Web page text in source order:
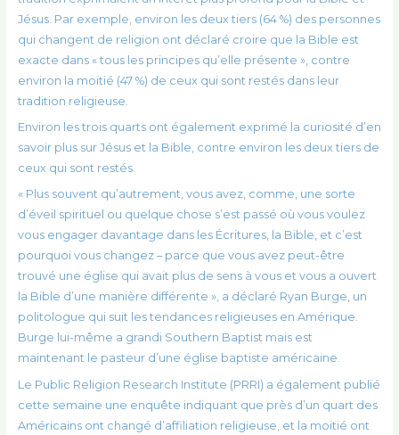
Jésus. Par exemple, environ les deux tiers (64 %) des personnes
qui changent de religion ont déclaré croire que la Bible est
exacte dans « tous les principes qu’elle présente », contre
environ la moitié (47 %) de ceux qui sont restés dans leur
tradition religieuse.
Environ les trois quarts ont également exprimé la curiosité d’en
savoir plus sur Jésus et la Bible, contre environ les deux tiers de
ceux qui sont restés.
« Plus souvent qu’autrement, vous avez, comme, une sorte
d’éveil spirituel ou quelque chose s’est passé où vous voulez
vous engager davantage dans les Écritures, la Bible, et c’est
pourquoi vous changez – parce que vous avez peut-être
trouvé une église qui avait plus de sens à vous et vous a ouvert
la Bible d’une manière différente », a déclaré Ryan Burge, un
politologue qui suit les tendances religieuses en Amérique.
Burge lui-même a grandi Southern Baptist mais est
maintenant le pasteur d’une église baptiste américaine.
Le Public Religion Research Institute (PRRI) a également publié
cette semaine une enquête indiquant que près d’un quart des
Américains ont changé d’affiliation religieuse, et la moitié ont